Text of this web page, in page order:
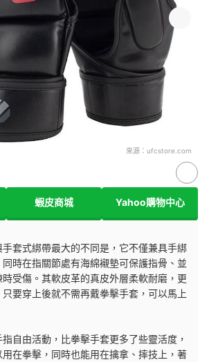
來源： ufcstore.com
蝦皮商城 Yahoo購物中心
套式綁帶最大的不同是，它不僅兼具手綁
時在指關節處有海綿襯墊可保護指骨、並
受傷。其軟皮革的真皮外層柔軟耐磨，更
要穿上後就不需再戴拳擊手套，可以馬上
自由活動，比拳擊手套更多了些靈活度，
在拳擊，同時也能用在擒拿、摔技上，著